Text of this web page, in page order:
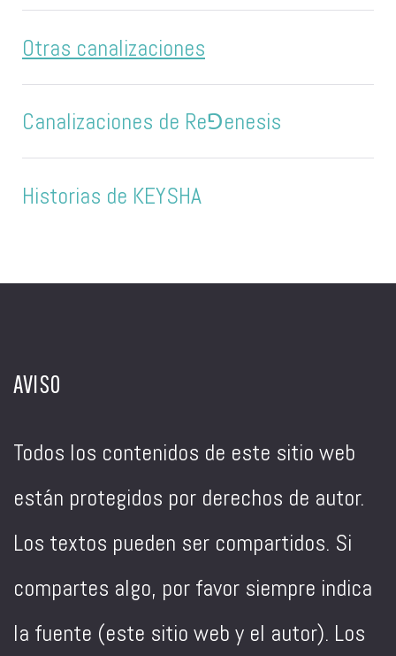
Otras canalizaciones
Canalizaciones de Re⅁enesis
Historias de KEYSHA
AVISO
Todos los contenidos de este sitio web
están protegidos por derechos de autor.
Los textos pueden ser compartidos. Si
compartes algo, por favor siempre indica
la fuente (este sitio web y el autor). Los